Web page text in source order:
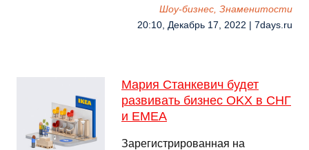
Шоу-бизнес, Знаменитости
20:10, Декабрь 17, 2022 | 7days.ru
Мария Станкевич будет
развивать бизнес OKX в СНГ
и EMEA
Зарегистрированная на